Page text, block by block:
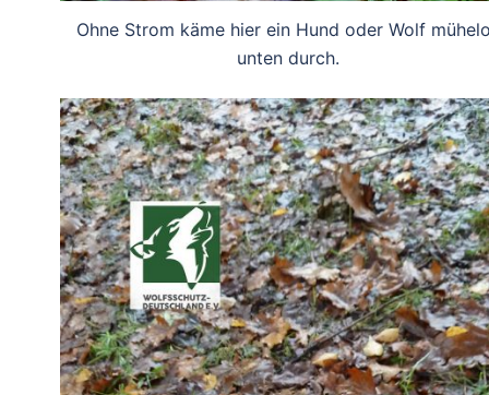
Ohne Strom käme hier ein Hund oder Wolf
unten durch.